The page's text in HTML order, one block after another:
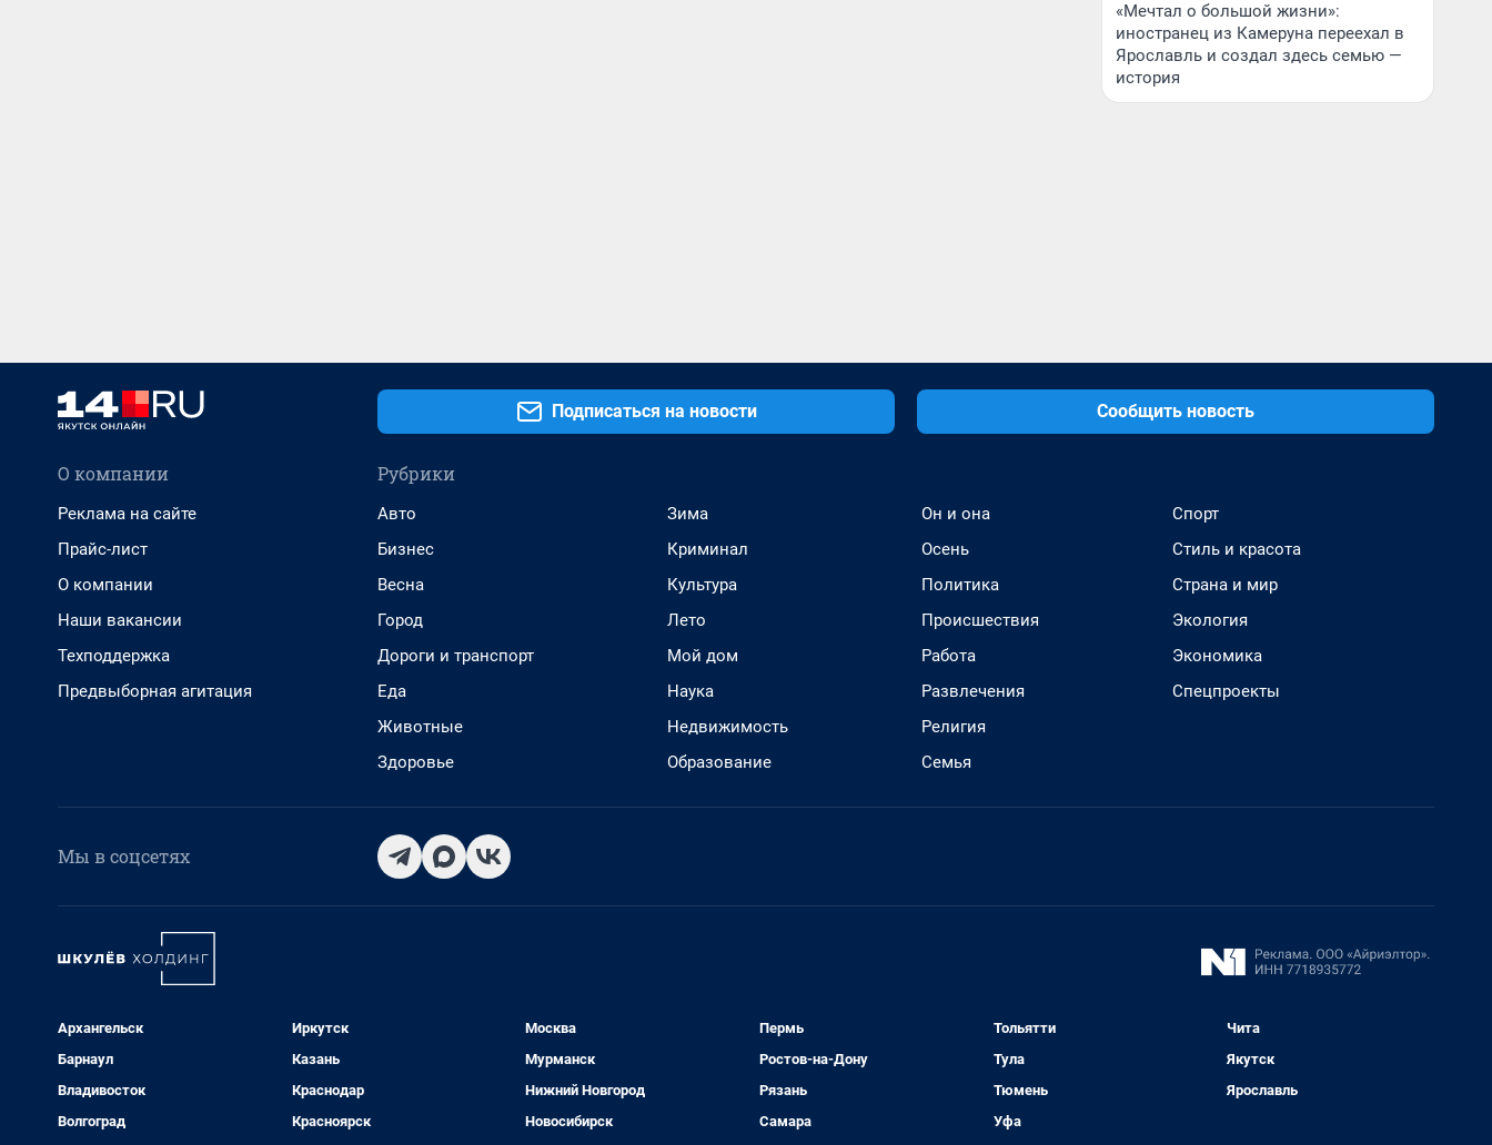
«Мечтал о большой жизни»:
иностранец из Камеруна переехал в
Ярославль и создал здесь семью —
история
Подписаться на новости Сообщить новость
О компании
Реклама на сайте
Прайс-лист
О компании
Наши вакансии
Техподдержка
Предвыборная агитация
Рубрики
Авто
Бизнес
Весна
Город
Дороги и транспорт
Еда
Животные
Здоровье
Зима
Криминал
Культура
Лето
Мой дом
Наука
Недвижимость
Образование
Он и она
Осень
Политика
Происшествия
Работа
Развлечения
Религия
Семья
Спорт
Стиль и красота
Страна и мир
Экология
Экономика
Спецпроекты
Мы в соцсетях
Архангельск
Барнаул
Владивосток
Волгоград
Иркутск
Казань
Краснодар
Красноярск
Москва
Мурманск
Нижний Новгород
Новосибирск
Пермь
Ростов-на-Дону
Рязань
Самара
Тольятти
Тула
Тюмень
Уфа
Чита
Якутск
Ярославль